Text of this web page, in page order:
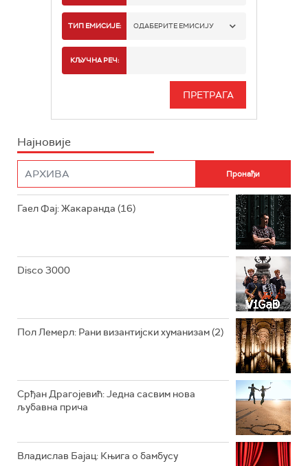
РАДИО БЕОГРАД 1
РАДИО БЕОГРАД 3
РАДИО РОКЕНРОЛЕР
ТИП ЕМИСИЈЕ: ОДАБЕРИТЕ ЕМИСИЈУ
ИНФО
КЉУЧНА РЕЧ:
Најновије
Гаел Фај: Жакаранда (16)
Disco 3000
Пол Лемерл: Рани византијски хуманизам (2)
Срђан Драгојевић: Једна сасвим нова
љубавна прича
Владислав Бајац: Књига о бамбусу